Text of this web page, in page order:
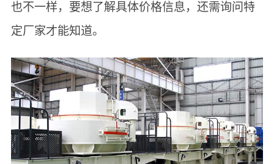
也不一样，要想了解具体价格信息，还需询问特
定厂家才能知道。